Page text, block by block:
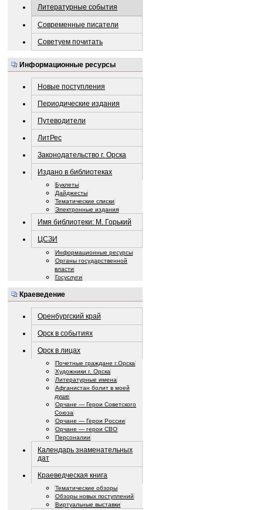
Литературные события
Современные писатели
Советуем почитать
Информационные ресурсы
Новые поступления
Периодические издания
Путеводители
ЛитРес
Законодательство г. Орска
Издано в библиотеках
Буклеты
Дайджесты
Тематические списки
Электронные издания
Имя библиотеки: М. Горький
ЦСЗИ
Информационные ресурсы
Органы государственной
власти
Госуслуги
Краеведение
Оренбургский край
Орск в событиях
Орск в лицах
Почетные граждане г.Орска
Художники г. Орска
Литературные имена
Афганистан болит в моей
душе
Орчане — Герои Советского
Союза
Орчане — Герои России
Орчане — герои СВО
Персоналии
Календарь знаменательных
дат
Краеведческая книга
Тематические обзоры
Обзоры новых поступлений
Виртуальные выставки